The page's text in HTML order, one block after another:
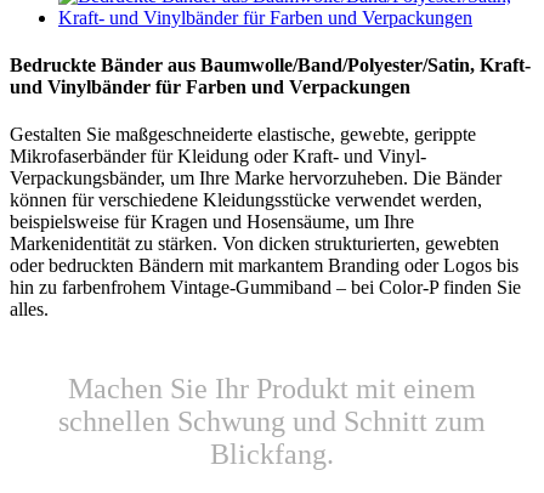
Bedruckte Bänder aus Baumwolle/Band/Polyester/Satin, Kraft-
und Vinylbänder für Farben und Verpackungen
Gestalten Sie maßgeschneiderte elastische, gewebte, gerippte
Mikrofaserbänder für Kleidung oder Kraft- und Vinyl-
Verpackungsbänder, um Ihre Marke hervorzuheben. Die Bänder
können für verschiedene Kleidungsstücke verwendet werden,
beispielsweise für Kragen und Hosensäume, um Ihre
Markenidentität zu stärken. Von dicken strukturierten, gewebten
oder bedruckten Bändern mit markantem Branding oder Logos bis
hin zu farbenfrohem Vintage-Gummiband – bei Color-P finden Sie
alles.
Machen Sie Ihr Produkt mit einem
schnellen Schwung und Schnitt zum
Blickfang.